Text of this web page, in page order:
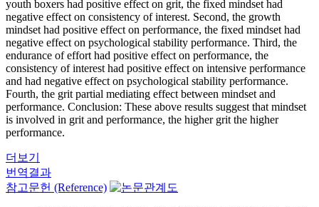
youth boxers had positive effect on grit, the fixed mindset had
negative effect on consistency of interest. Second, the growth
mindset had positive effect on performance, the fixed mindset had
negative effect on psychological stability performance. Third, the
endurance of effort had positive effect on performance, the
consistency of interest had positive effect on intensive performance
and had negative effect on psychological stability performance.
Fourth, the grit partial mediating effect between mindset and
performance. Conclusion: These above results suggest that mindset
is involved in grit and performance, the higher grit the higher
performance.
더보기
번역결과
참고문헌 (Reference)